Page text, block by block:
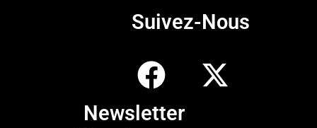
Suivez-Nous
Newsletter